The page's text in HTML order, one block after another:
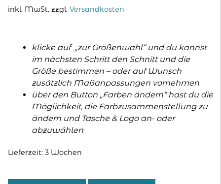
inkl. MwSt. zzgl. Versandkosten
klicke auf „zur Größenwahl“ und du kannst
im nächsten Schritt den Schnitt und die
Größe bestimmen – oder auf Wunsch
zusätzlich Maßanpassungen vornehmen
über den Button „Farben ändern“ hast du die
Möglichkeit, die Farbzusammenstellung zu
ändern und Tasche & Logo an- oder
abzuwählen
Lieferzeit: 3 Wochen